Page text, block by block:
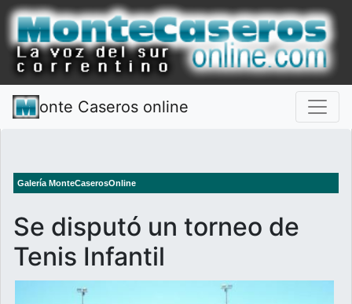
onte Caseros online
Galería MonteCaserosOnline
Se disputó un torneo de
Tenis Infantil